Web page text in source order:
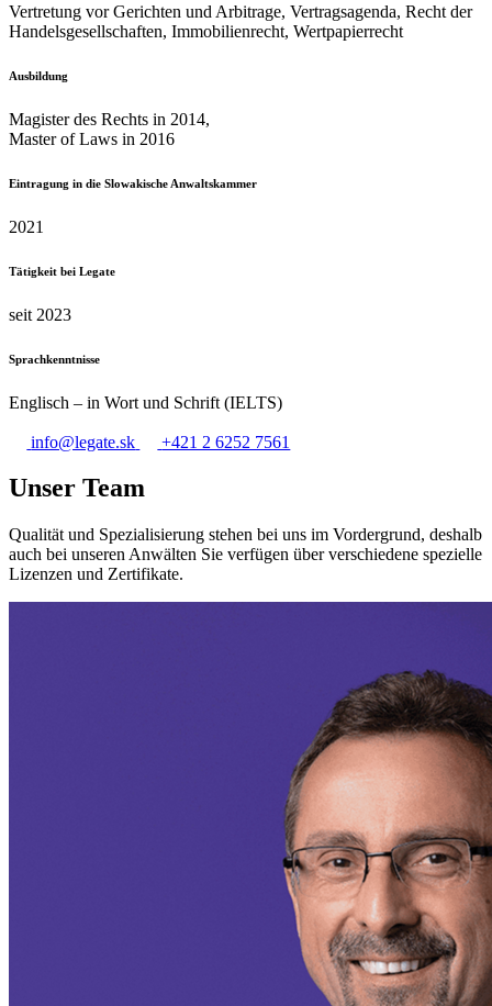
Vertretung vor Gerichten und Arbitrage, Vertragsagenda, Recht der
Handelsgesellschaften, Immobilienrecht, Wertpapierrecht
Ausbildung
Magister des Rechts in 2014,
Master of Laws in 2016
Eintragung in die Slowakische Anwaltskammer
2021
Tätigkeit bei Legate
seit 2023
Sprachkenntnisse
Englisch – in Wort und Schrift (IELTS)
info@legate.sk +421 2 6252 7561
Unser Team
Qualität und Spezialisierung stehen bei uns im Vordergrund, deshalb
auch bei unseren Anwälten Sie verfügen über verschiedene spezielle
Lizenzen und Zertifikate.